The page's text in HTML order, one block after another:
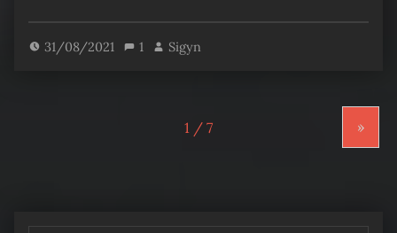
31/08/2021 1 Sigyn
»